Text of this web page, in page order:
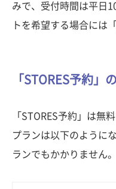
みで、受付時間は平日
トを希望する場合には
「STORES予約」
「STORES予約」は無
プランは以下のように
ランでもかかりません。